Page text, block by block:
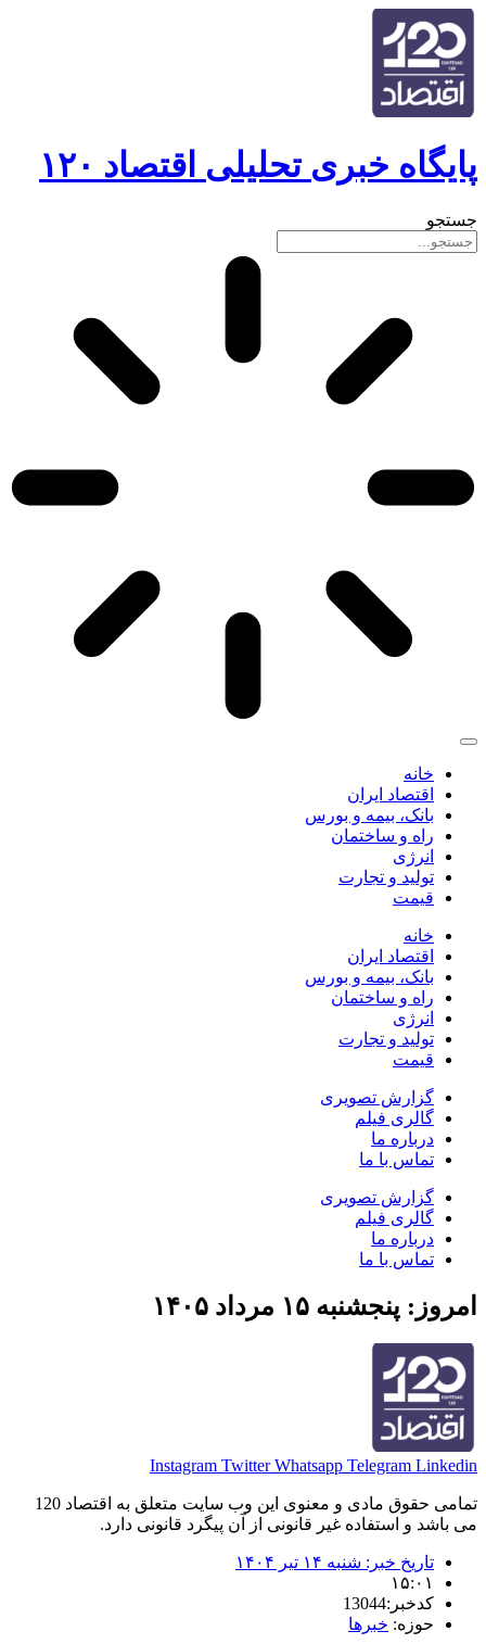
پایگاه خبری تحلیلی اقتصاد ۱۲۰
جستجو
خانه
اقتصاد ایران
بانک، بیمه و بورس
راه و ساختمان
انرژی
تولید و تجارت
قیمت
خانه
اقتصاد ایران
بانک، بیمه و بورس
راه و ساختمان
انرژی
تولید و تجارت
قیمت
گزارش تصویری
گالری فیلم
درباره ما
تماس با ما
گزارش تصویری
گالری فیلم
درباره ما
تماس با ما
امروز: پنجشنبه ۱۵ مرداد ۱۴۰۵
Instagram Twitter Whatsapp Telegram Linkedin
تمامی حقوق مادی و معنوی این وب سایت متعلق به اقتصاد 120
می باشد و استفاده غیر قانونی از آن پیگرد قانونی دارد.
تاریخ خبر: شنبه ۱۴ تیر ۱۴۰۴
۱۵:۰۱
کدخبر:13044
حوزه: خبرها